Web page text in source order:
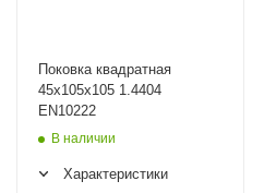
Поковка квадратная
45х105х105 1.4404
EN10222
В наличии
Характеристики